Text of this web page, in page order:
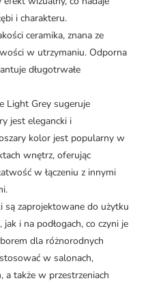
i charakteru.
ceramika, znana ze
w utrzymaniu. Odporna
długotrwałe
Light Grey sugeruje
jest elegancki i
kolor jest popularny w
wnętrz, oferując
w łączeniu z innymi
są zaprojektowane do użytku
i na podłogach, co czyni je
dla różnorodnych
w salonach,
a także w przestrzeniach